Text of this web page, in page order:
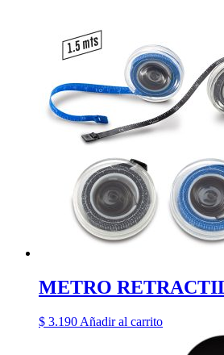
METRO
$ 3.190 Añadir al carrito